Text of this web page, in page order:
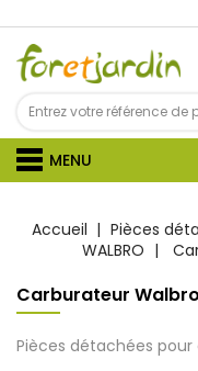
MENU
Accueil Pièces
WALBRO
Carburateur Walbro
Pièces détachées pour